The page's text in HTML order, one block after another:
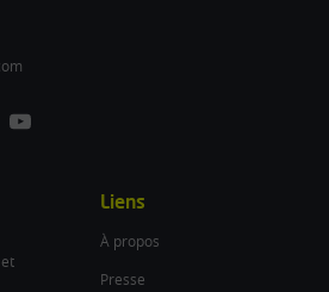
On
Liens
À propos
Presse